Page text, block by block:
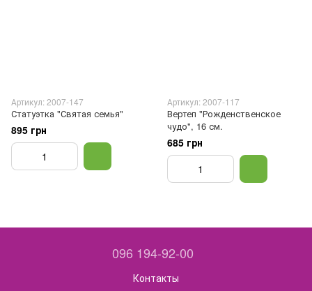
Артикул: 2007-147
Статуэтка "Святая семья"
895 грн
Артикул: 2007-117
Вертеп "Рожденственское
чудо", 16 см.
685 грн
096 194-92-00
Контакты